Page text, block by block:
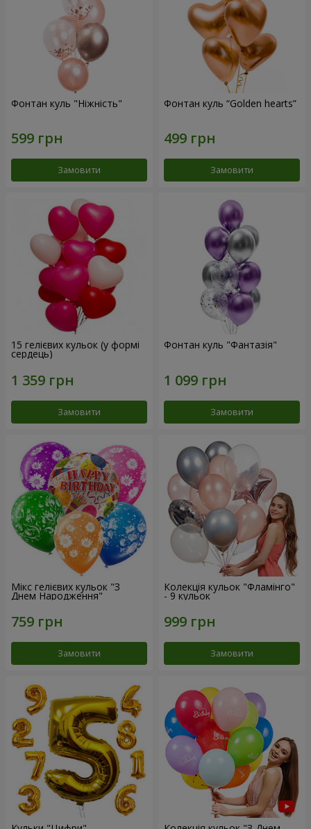
Фонтан куль "Ніжність"
Замовити
Фонтан куль “Golden hearts”
Замовити
15 гелієвих кульок (у формі
сердець)
Замовити
Фонтан куль "Фантазія"
Замовити
Мікс гелієвих кульок "З
Днем Народження"
Замовити
Колекція кульок "Фламінго"
- 9 кульок
Замовити